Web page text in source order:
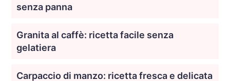
senza panna
Granita al caffè: ricetta facile senza
gelatiera
Carpaccio di manzo: ricetta fresca e delicata